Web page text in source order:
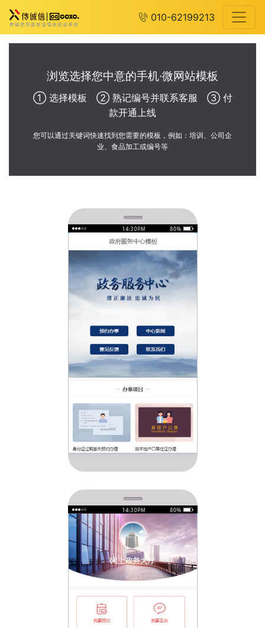
010-62199213
浏览选择您中意的手机·微网站模板
① 选择模板 ② 熟记编号并联系客服 ③ 付
款开通上线
您可以通过关键词快速找到您需要的模板，例如：培训、公司企
业、食品加工或编号等